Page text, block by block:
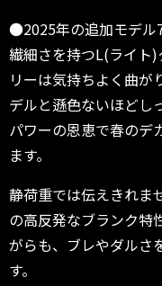
●2025年の追加モデル
繊細さを持つL(ライト
リーは気持ちよく曲が
デルと遜色ないほどし
パワーの恩恵で春のデ
ます。
静荷重では伝えきれま
の高反発なブランク特
がらも、ブレやダルさ
す。